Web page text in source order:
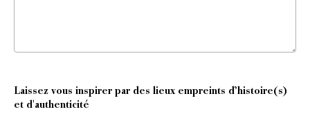
Laissez vous inspirer par des lieux empreints d’histoire(s)
et d'authenticité